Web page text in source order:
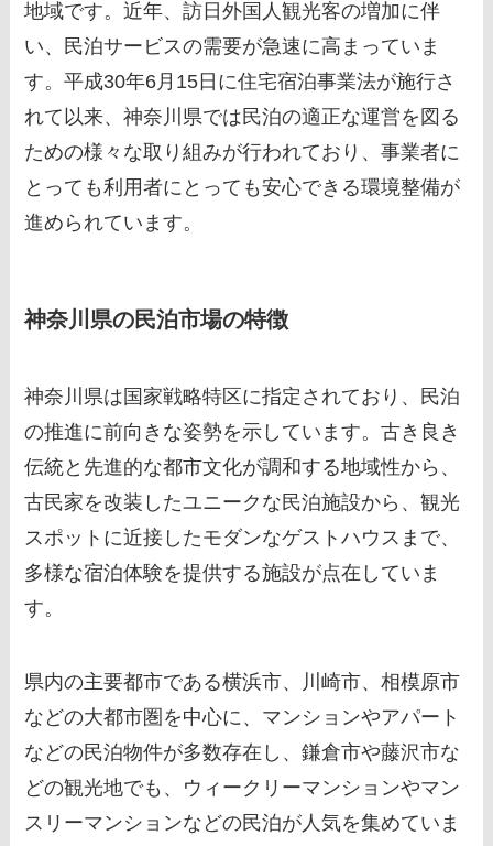
地域です。近年、訪日外国人観光客の増加に伴
い、民泊サービスの需要が急速に高まっていま
す。平成30年6月15日に住宅宿泊事業法が施行さ
れて以来、神奈川県では民泊の適正な運営を図る
ための様々な取り組みが行われており、事業者に
とっても利用者にとっても安心できる環境整備が
進められています。
神奈川県の民泊市場の特徴
神奈川県は国家戦略特区に指定されており、民泊
の推進に前向きな姿勢を示しています。古き良き
伝統と先進的な都市文化が調和する地域性から、
古民家を改装したユニークな民泊施設から、観光
スポットに近接したモダンなゲストハウスまで、
多様な宿泊体験を提供する施設が点在していま
す。
県内の主要都市である横浜市、川崎市、相模原市
などの大都市圏を中心に、マンションやアパート
などの民泊物件が多数存在し、鎌倉市や藤沢市な
どの観光地でも、ウィークリーマンションやマン
スリーマンションなどの民泊が人気を集めていま